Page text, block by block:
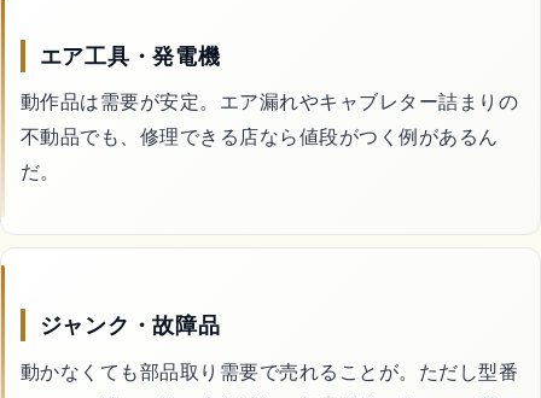
エア工具・発電機
動作品は需要が安定。エア漏れやキャブレター詰まりの
不動品でも、修理できる店なら値段がつく例があるん
だ。
ジャンク・故障品
動かなくても部品取り需要で売れることが。ただし型番